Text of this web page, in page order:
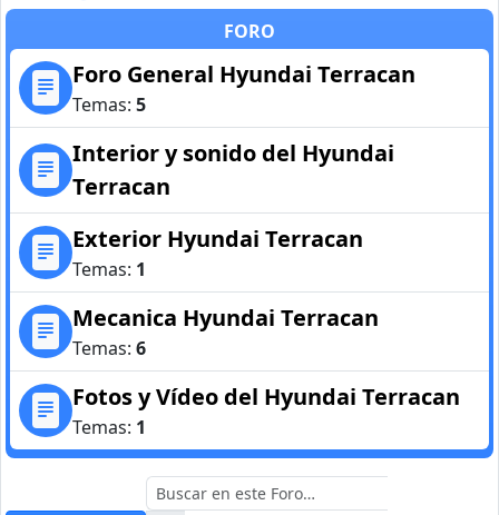
FORO
Foro General Hyundai Terracan
Temas: 5
Interior y sonido del Hyundai
Terracan
Exterior Hyundai Terracan
Temas: 1
Mecanica Hyundai Terracan
Temas: 6
Fotos y Vídeo del Hyundai Terracan
Temas: 1